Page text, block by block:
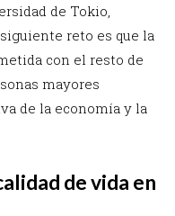
de Tokio,
reto es que la
con el resto de
mayores
de la economía y la
de vida en